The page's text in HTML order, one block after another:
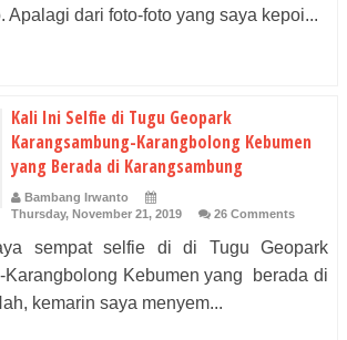
Apalagi dari foto-foto yang saya kepoi...
Kali Ini Selfie di Tugu Geopark
Karangsambung-Karangbolong Kebumen
yang Berada di Karangsambung
Bambang Irwanto
Thursday, November 21, 2019
26 Comments
sempat selfie di di Tugu Geopark
Karangbolong Kebumen yang berada di
kemarin saya menyem...